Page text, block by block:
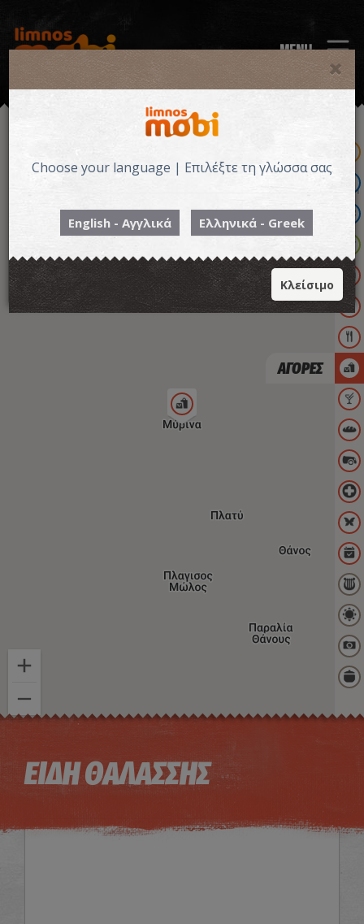
MENU
ΑΓΟΡΕΣ
ΕΙΔΗ ΘΑΛΑΣΣΗΣ
Choose your language | Επιλέξτε τη γλώσσα σας
English - Αγγλικά Ελληνικά - Greek
Κλείσιμο